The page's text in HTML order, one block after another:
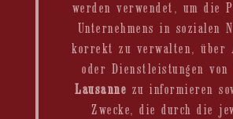
werden verwendet, um die
Unternehmens in sozialen
korrekt zu verwalten, über
oder Dienstleistungen
Lausanne zu informieren
Zwecke, die durch die